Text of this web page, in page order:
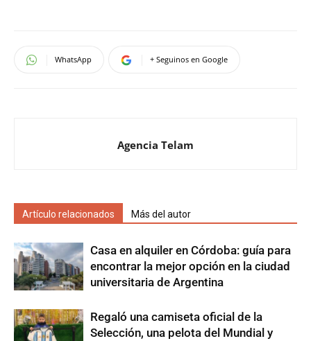
WhatsApp + Seguinos en Google
Agencia Telam
Artículo relacionados Más del autor
Casa en alquiler en Córdoba: guía para
encontrar la mejor opción en la ciudad
universitaria de Argentina
Regaló una camiseta oficial de la
Selección, una pelota del Mundial y